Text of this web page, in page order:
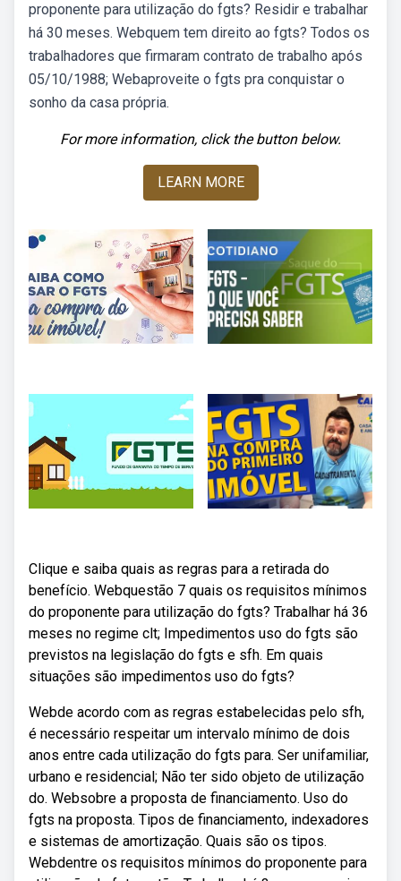
proponente para utilização do fgts? Residir e trabalhar
há 30 meses. Webquem tem direito ao fgts? Todos os
trabalhadores que firmaram contrato de trabalho após
05/10/1988; Webaproveite o fgts pra conquistar o
sonho da casa própria.
For more information, click the button below.
LEARN MORE
Clique e saiba quais as regras para a retirada do
benefício. Webquestão 7 quais os requisitos mínimos
do proponente para utilização do fgts? Trabalhar há 36
meses no regime clt; Impedimentos uso do fgts são
previstos na legislação do fgts e sfh. Em quais
situações são impedimentos uso do fgts?
Webde acordo com as regras estabelecidas pelo sfh,
é necessário respeitar um intervalo mínimo de dois
anos entre cada utilização do fgts para. Ser unifamiliar,
urbano e residencial; Não ter sido objeto de utilização
do. Websobre a proposta de financiamento. Uso do
fgts na proposta. Tipos de financiamento, indexadores
e sistemas de amortização. Quais são os tipos.
Webdentre os requisitos mínimos do proponente para